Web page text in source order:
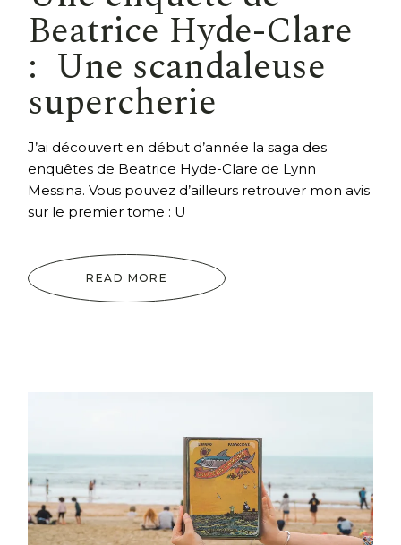
Beatrice Hyde-Clare
: Une scandaleuse
supercherie
J’ai découvert en début d’année la saga des
enquêtes de Beatrice Hyde-Clare de Lynn
Messina. Vous pouvez d’ailleurs retrouver mon avis
sur le premier tome : U
READ MORE